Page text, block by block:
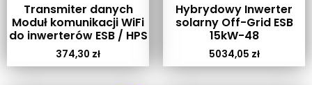
Transmiter danych
Moduł komunikacji WiFi
do inwerterów ESB / HPS
374,30 zł
Hybrydowy Inwerter
solarny Off-Grid ESB
15kW-48
5034,05 zł